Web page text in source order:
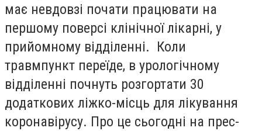
має невдовзі почати працювати на
першому поверсі клінічної лікарні, у
прийомному відділенні. Коли
травмпункт переїде, в урологічному
відділенні почнуть розгортати 30
додаткових ліжко-місць для лікування
коронавірусу. Про це сьогодні на прес-